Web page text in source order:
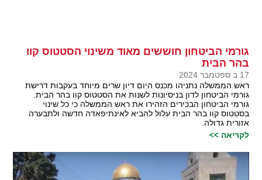
גורמי הביטחון חוששים מאוד משינוי הסטטוס קוו
בהר הבית
17 ב ספטמבר 2024
ראש הממשלה נתניהו מכנס היום דיון שרים מיוחד בעקבות דרישת
גורמי הביטחון לדון בניסיונות לשנות את הסטטוס קוו בהר הבית.
גורמי הביטחון הבכירים הזהירו את ראש הממשלה כי כל שינוי
בסטטוס קוו בהר הבית עלול להביא לאינתיפאדה חדשה ולתבערה
אזורית גדולה.
לקריאה >>